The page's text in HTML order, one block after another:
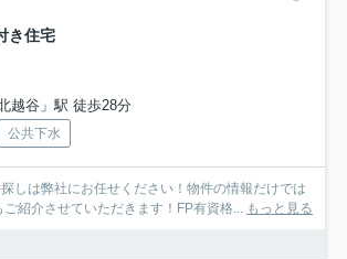
き住宅
越谷」駅 徒歩28分
公共下水
しは弊社にお任せください！物件の情報だけでは
紹介させていただきます！FP有資格... もっと見る